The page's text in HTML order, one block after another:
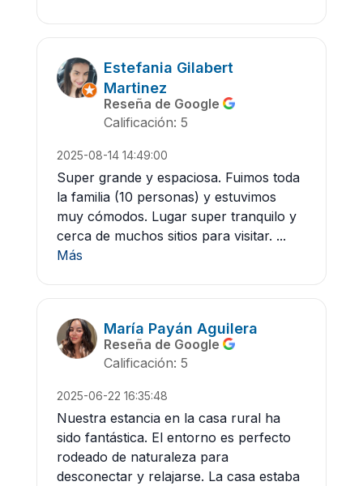
Estefania Gilabert
Martinez
Reseña de Google
Calificación: 5
2025-08-14 14:49:00
Super grande y espaciosa. Fuimos toda
la familia (10 personas) y estuvimos
muy cómodos. Lugar super tranquilo y
cerca de muchos sitios para visitar. ...
Más
María Payán Aguilera
Reseña de Google
Calificación: 5
2025-06-22 16:35:48
Nuestra estancia en la casa rural ha
sido fantástica. El entorno es perfecto
rodeado de naturaleza para
desconectar y relajarse. La casa estaba